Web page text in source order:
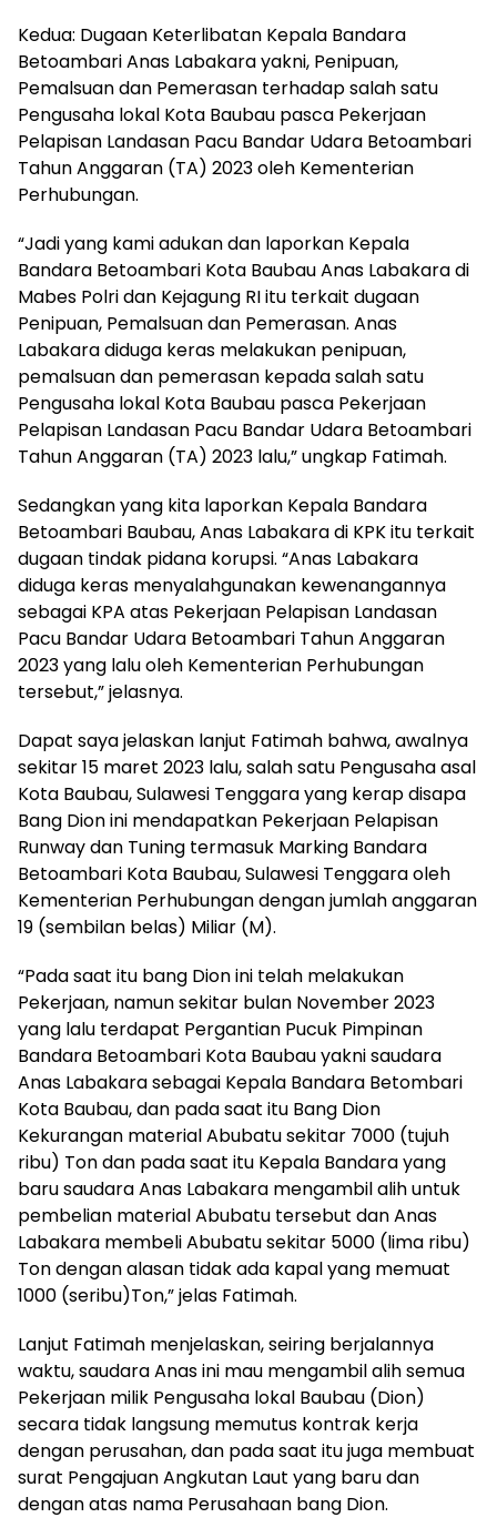
Kedua: Dugaan Keterlibatan Kepala Bandara
Betoambari Anas Labakara yakni, Penipuan,
Pemalsuan dan Pemerasan terhadap salah satu
Pengusaha lokal Kota Baubau pasca Pekerjaan
Pelapisan Landasan Pacu Bandar Udara Betoambari
Tahun Anggaran (TA) 2023 oleh Kementerian
Perhubungan.
“Jadi yang kami adukan dan laporkan Kepala
Bandara Betoambari Kota Baubau Anas Labakara di
Mabes Polri dan Kejagung RI itu terkait dugaan
Penipuan, Pemalsuan dan Pemerasan. Anas
Labakara diduga keras melakukan penipuan,
pemalsuan dan pemerasan kepada salah satu
Pengusaha lokal Kota Baubau pasca Pekerjaan
Pelapisan Landasan Pacu Bandar Udara Betoambari
Tahun Anggaran (TA) 2023 lalu,” ungkap Fatimah.
Sedangkan yang kita laporkan Kepala Bandara
Betoambari Baubau, Anas Labakara di KPK itu terkait
dugaan tindak pidana korupsi. “Anas Labakara
diduga keras menyalahgunakan kewenangannya
sebagai KPA atas Pekerjaan Pelapisan Landasan
Pacu Bandar Udara Betoambari Tahun Anggaran
2023 yang lalu oleh Kementerian Perhubungan
tersebut,” jelasnya.
Dapat saya jelaskan lanjut Fatimah bahwa, awalnya
sekitar 15 maret 2023 lalu, salah satu Pengusaha asal
Kota Baubau, Sulawesi Tenggara yang kerap disapa
Bang Dion ini mendapatkan Pekerjaan Pelapisan
Runway dan Tuning termasuk Marking Bandara
Betoambari Kota Baubau, Sulawesi Tenggara oleh
Kementerian Perhubungan dengan jumlah anggaran
19 (sembilan belas) Miliar (M).
“Pada saat itu bang Dion ini telah melakukan
Pekerjaan, namun sekitar bulan November 2023
yang lalu terdapat Pergantian Pucuk Pimpinan
Bandara Betoambari Kota Baubau yakni saudara
Anas Labakara sebagai Kepala Bandara Betombari
Kota Baubau, dan pada saat itu Bang Dion
Kekurangan material Abubatu sekitar 7000 (tujuh
ribu) Ton dan pada saat itu Kepala Bandara yang
baru saudara Anas Labakara mengambil alih untuk
pembelian material Abubatu tersebut dan Anas
Labakara membeli Abubatu sekitar 5000 (lima ribu)
Ton dengan alasan tidak ada kapal yang memuat
1000 (seribu)Ton,” jelas Fatimah.
Lanjut Fatimah menjelaskan, seiring berjalannya
waktu, saudara Anas ini mau mengambil alih semua
Pekerjaan milik Pengusaha lokal Baubau (Dion)
secara tidak langsung memutus kontrak kerja
dengan perusahan, dan pada saat itu juga membuat
surat Pengajuan Angkutan Laut yang baru dan
dengan atas nama Perusahaan bang Dion.